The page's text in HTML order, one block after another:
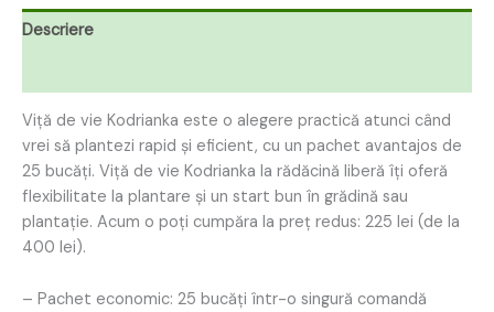
Descriere
Viță de vie Kodrianka este o alegere practică atunci când
vrei să plantezi rapid și eficient, cu un pachet avantajos de
25 bucăți. Viță de vie Kodrianka la rădăcină liberă îți oferă
flexibilitate la plantare și un start bun în grădină sau
plantație. Acum o poți cumpăra la preț redus: 225 lei (de la
400 lei).
– Pachet economic: 25 bucăți într-o singură comandă